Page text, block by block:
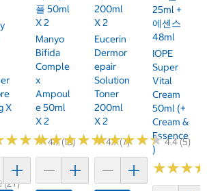
(27)
X
★★★
★★★4.7 (15)
플 50ml
X 2
Manyo
Bifida
Comple
X
Ampoul
E 50ml
X 2
★★★★★
★★★★★4.7 (7)
200ml
X 2
Eucerin
Dermor
Epair
Solution
Toner
200ml
X 2
★★★★★
★★★★★4.4 (5)
25ml +
에센스
48ml
IOPE
Super
Vital
Cream
50ml (+
Cream &
Essence
)
★★★
★★★